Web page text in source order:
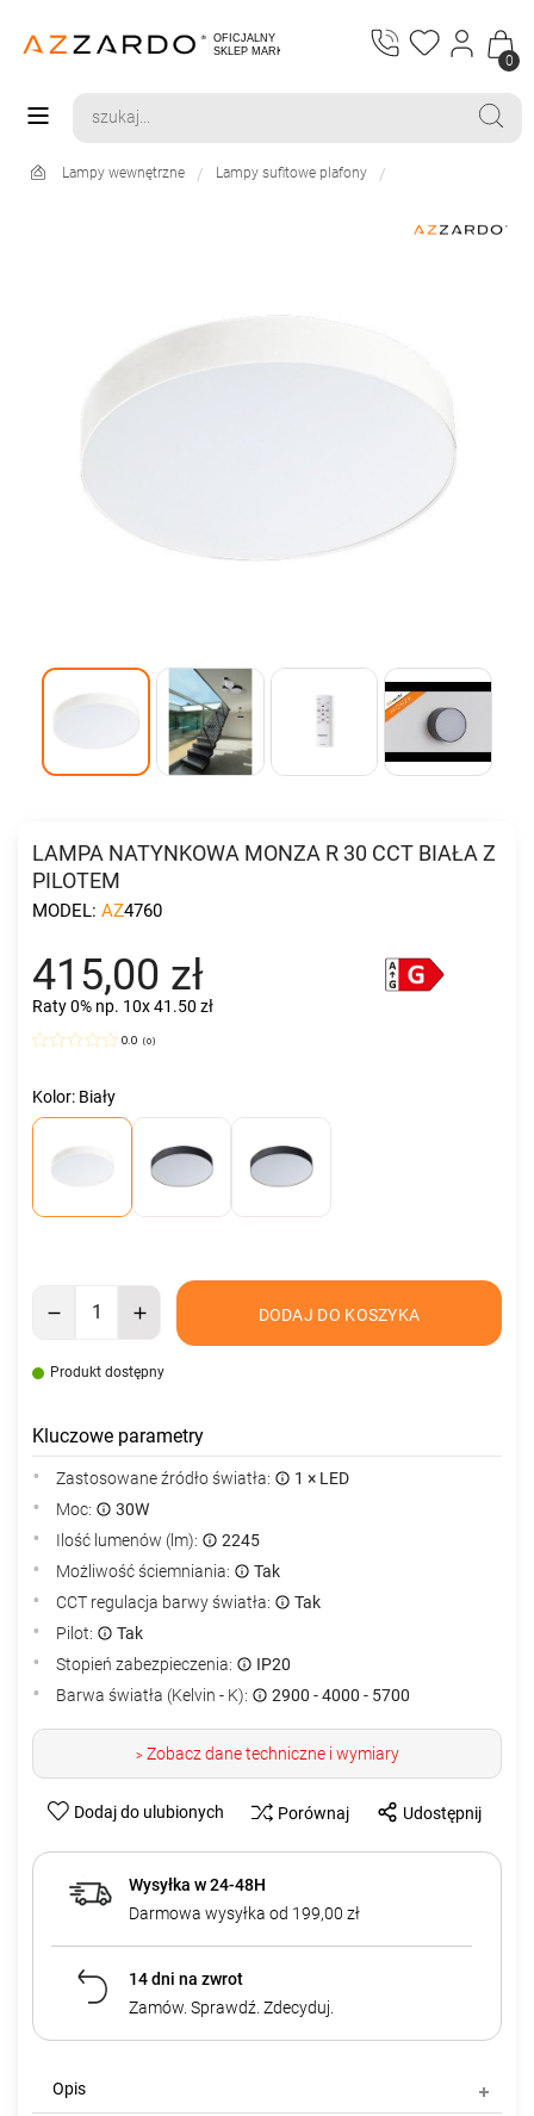
0
Lampy wewnętrzne Lampy sufitowe plafony
LAMPA NATYNKOWA MONZA R 30 CCT BIAŁA Z
PILOTEM
MODEL: AZ4760
415,00 zł
Raty 0% np. 10x 41.50 zł
0.0 (0)
Kolor: Biały
DODAJ DO KOSZYKA
Produkt dostępny
Kluczowe parametry
Zastosowane źródło światła:
1 × LED
Moc:
30W
Ilość lumenów (lm):
2245
Możliwość ściemniania:
Tak
CCT regulacja barwy światła:
Tak
Pilot:
Tak
Stopień zabezpieczenia:
IP20
Barwa światła (Kelvin - K):
2900 - 4000 - 5700
>Zobacz dane techniczne i wymiary
Dodaj do ulubionych Porównaj Udostępnij
Wysyłka w 24-48H
Darmowa wysyłka od 199,00 zł
14 dni na zwrot
Zamów. Sprawdź. Zdecyduj.
Opis